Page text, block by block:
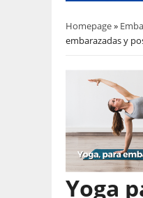
Homepage»
embarazadas y
Yoga